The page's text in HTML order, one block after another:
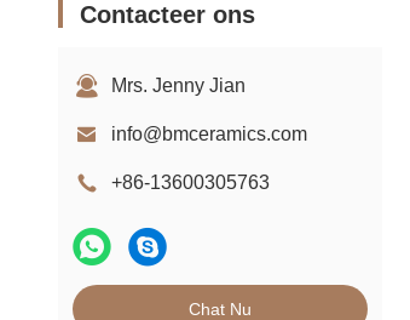
Contacteer ons
Mrs. Jenny Jian
info@bmceramics.com
+86-13600305763
Chat Nu